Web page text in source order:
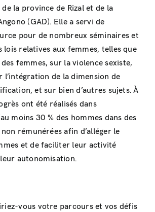
la province de Rizal et de la
(GAD). Elle a servi de
pour de nombreux séminaires et
lois relatives aux femmes, telles que
femmes, sur la violence sexiste,
de la dimension de
et sur bien d’autres sujets. À
ont été réalisés dans
moins 30 % des hommes dans des
rémunérées afin d’alléger le
et de faciliter leur activité
autonomisation.
vous votre parcours et vos défis